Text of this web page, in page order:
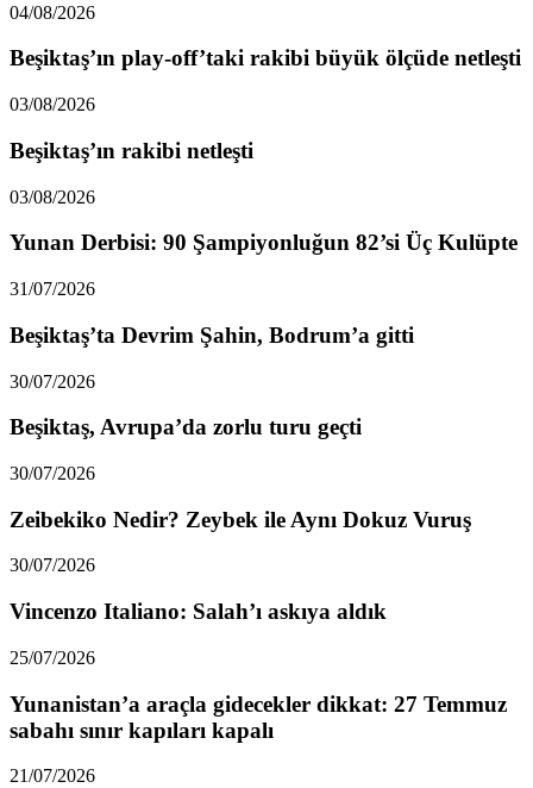
04/08/2026
Beşiktaş’ın play-off’taki rakibi büyük ölçüde netleşti
03/08/2026
Beşiktaş’ın rakibi netleşti
03/08/2026
Yunan Derbisi: 90 Şampiyonluğun 82’si Üç Kulüpte
31/07/2026
Beşiktaş’ta Devrim Şahin, Bodrum’a gitti
30/07/2026
Beşiktaş, Avrupa’da zorlu turu geçti
30/07/2026
Zeibekiko Nedir? Zeybek ile Aynı Dokuz Vuruş
30/07/2026
Vincenzo Italiano: Salah’ı askıya aldık
25/07/2026
Yunanistan’a araçla gidecekler dikkat: 27 Temmuz
sabahı sınır kapıları kapalı
21/07/2026